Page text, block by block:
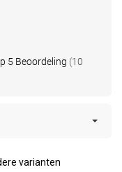
5 Beoordeling (10
varianten